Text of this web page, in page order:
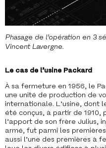
Phasage de l’opération en 3
Vincent Lavergne.
Le cas de l’usine Packard
À sa fermeture en 1956, le
une unité de production de
internationale. L’usine, dont
été conçus, à partir de 1910,
l’apport de son frère Julius,
armé, fut parmi les
aussi l’une des premières à